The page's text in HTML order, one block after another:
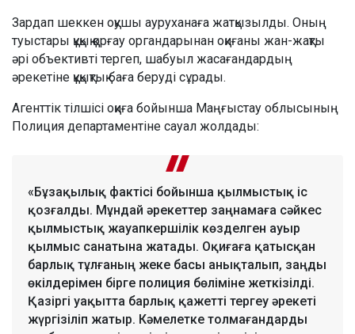
Зардап шеккен оқушы ауруханаға жатқызылды. Оның
туыстары құқық қорғау органдарынан оқиғаны жан-жақты
әрі объективті тергеп, шабуыл жасағандардың
әрекетіне құқықтық баға беруді сұрады.
Агенттік тілшісі оқиға бойынша Маңғыстау облысының
Полиция департаментіне сауал жолдады:
«Бұзақылық фактісі бойынша қылмыстық іс
қозғалды. Мұндай әрекеттер заңнамаға сәйкес
қылмыстық жауапкершілік көзделген ауыр
қылмыс санатына жатады. Оқиғаға қатысқан
барлық тұлғаның жеке басы анықталып, заңды
өкілдерімен бірге полиция бөліміне жеткізілді.
Қазіргі уақытта барлық қажетті тергеу әрекеті
жүргізіліп жатыр. Кәмелетке толмағандарды